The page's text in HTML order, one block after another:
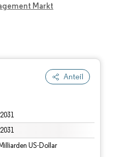
Markt
Anteil
US-Dollar